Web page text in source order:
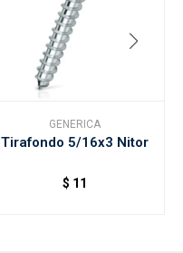
GENERICA
Tirafondo 5/16x3 Nitor
$ 11